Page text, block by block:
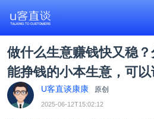
做什么生意赚钱快又稳
能挣钱的小本生意，可以
U客直谈康康 原创
2025-06-12T15:02:12